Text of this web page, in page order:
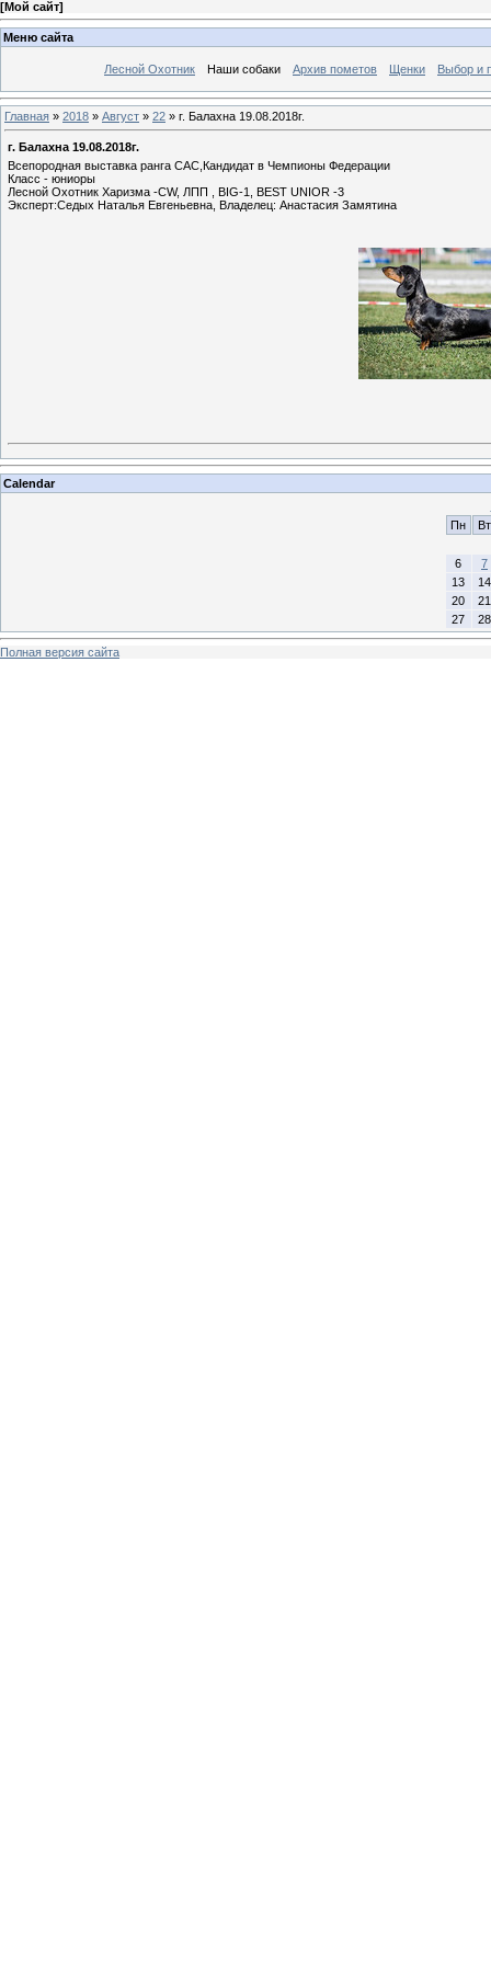
[Мой сайт]
Меню сайта
Лесной Охотник Наши собаки Архив пометов Щенки Выбор и
Главная » 2018 » Август » 22 » г. Балахна 19.08.2018г.
г. Балахна 19.08.2018г.
Всепородная выставка ранга САС,Кандидат в Чемпионы Федерации
Класс - юниоры
Лесной Охотник Харизма -CW, ЛПП , BIG-1, BEST UNIOR -3
Эксперт:Седых Наталья Евгеньевна, Владелец: Анастасия Замятина
Calendar
Пн
Вт
6
7
13
14
20
21
27
28
Полная версия сайта